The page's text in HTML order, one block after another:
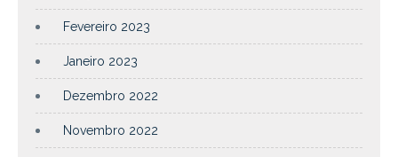
Fevereiro 2023
Janeiro 2023
Dezembro 2022
Novembro 2022